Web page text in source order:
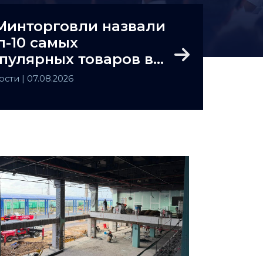
назвали
10 самых
товаров в
| 07.08.2026
Next